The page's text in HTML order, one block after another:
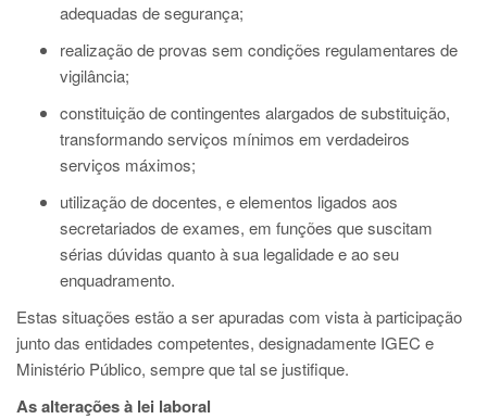
adequadas de segurança;
realização de provas sem condições regulamentares de
vigilância;
constituição de contingentes alargados de substituição,
transformando serviços mínimos em verdadeiros
serviços máximos;
utilização de docentes, e elementos ligados aos
secretariados de exames, em funções que suscitam
sérias dúvidas quanto à sua legalidade e ao seu
enquadramento.
Estas situações estão a ser apuradas com vista à participação
junto das entidades competentes, designadamente IGEC e
Ministério Público, sempre que tal se justifique.
As alterações à lei laboral